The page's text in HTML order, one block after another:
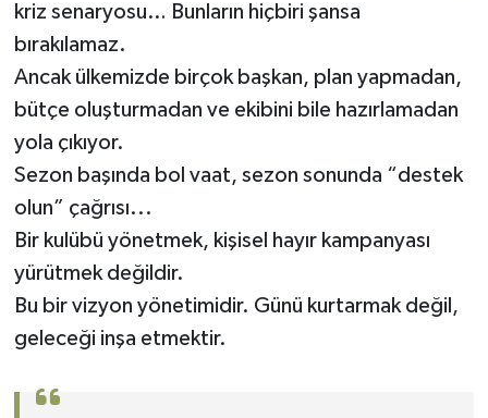
kriz senaryosu… Bunların hiçbiri şansa
bırakılamaz.
Ancak ülkemizde birçok başkan, plan yapmadan,
bütçe oluşturmadan ve ekibini bile hazırlamadan
yola çıkıyor.
Sezon başında bol vaat, sezon sonunda “destek
olun” çağrısı...
Bir kulübü yönetmek, kişisel hayır kampanyası
yürütmek değildir.
Bu bir vizyon yönetimidir. Günü kurtarmak değil,
geleceği inşa etmektir.